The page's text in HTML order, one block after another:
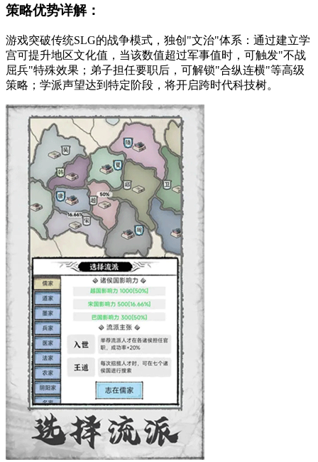
策略优势详解：
游戏突破传统SLG的战争模式，独创"文治"体系：通过建立学
宫可提升地区文化值，当该数值超过军事值时，可触发"不战
屈兵"特殊效果；弟子担任要职后，可解锁"合纵连横"等高级
策略；学派声望达到特定阶段，将开启跨时代科技树。